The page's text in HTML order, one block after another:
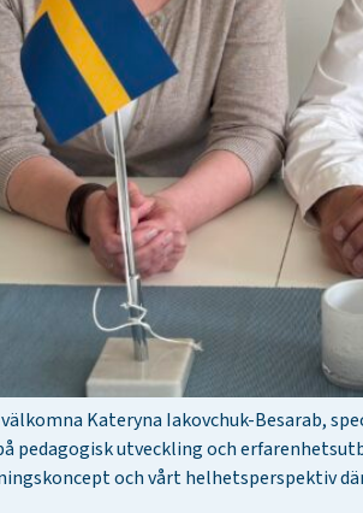
Kateryna Iakovchuk-Besarab,
pedagogisk utveckling och
och vårt helhetsperspektiv